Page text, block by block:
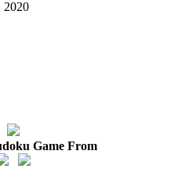
2020
Game From